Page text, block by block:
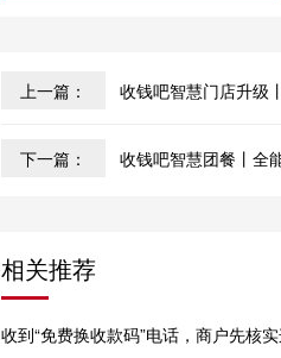
上一篇： 收钱吧智慧门店升级
下一篇： 收钱吧智慧团餐丨全
相关推荐
收到“免费换收款码”电话，商户先核